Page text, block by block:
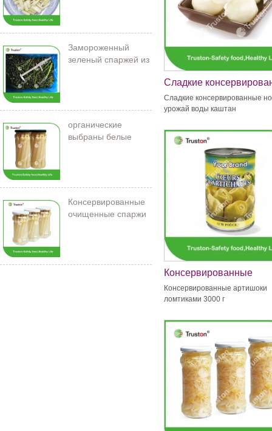
Замороженный
зеленый спаржей из
органические
выбраны белые
Консервированные
очищенные спаржи
Сладкие
новый урожай воды
Сладкие консервированные
урожай воды каштан
Консервированные
артишоки ломтиками
Консервированные артишоки
ломтиками 3000 г